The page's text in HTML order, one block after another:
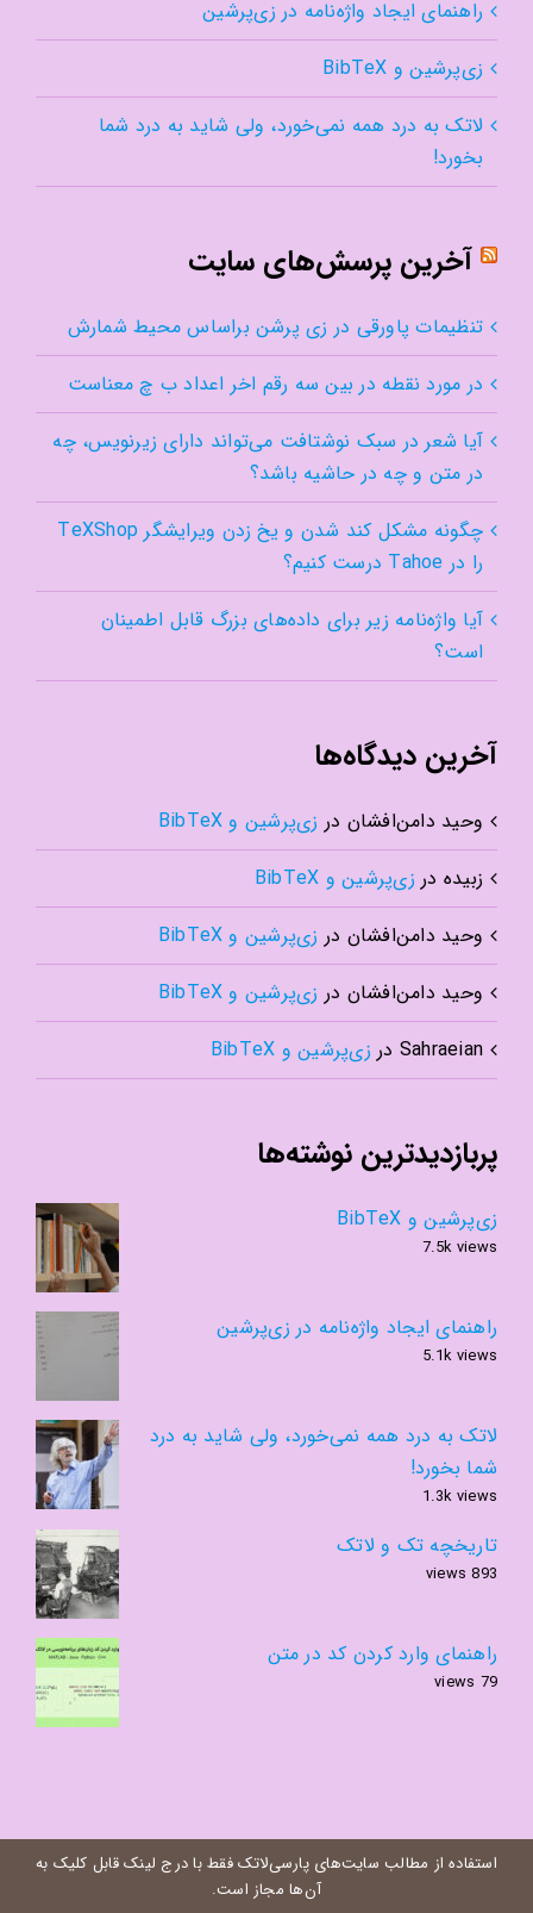
راهنمای ایجاد واژه‌نامه در زی‌پرشین
زی‌پرشین و BibTeX
لاتک به درد همه نمی‌خورد، ولی شاید به درد شما
بخورد!
آخرین پرسش‌های سایت
تنظیمات پاورقی در زی پرشن براساس محیط شمارش
در مورد نقطه در بین سه رقم اخر اعداد ب چ معناست
آیا شعر در سبک نوشتافت می‌تواند دارای زیرنویس، چه
در متن و چه در حاشیه باشد؟
چگونه مشکل کند شدن و یخ زدن ویرایشگر TeXShop
را در Tahoe درست کنیم؟
آیا واژه‌نامه زیر برای داده‌های بزرگ قابل اطمینان
است؟
آخرین دیدگاه‌ها
وحید دامن‌افشان در زی‌پرشین و BibTeX
زبیده در زی‌پرشین و BibTeX
وحید دامن‌افشان در زی‌پرشین و BibTeX
وحید دامن‌افشان در زی‌پرشین و BibTeX
Sahraeian در زی‌پرشین و BibTeX
پربازدیدترین نوشته‌ها
زی‌پرشین و BibTeX
7.5k views
راهنمای ایجاد واژه‌نامه در زی‌پرشین
5.1k views
لاتک به درد همه نمی‌خورد، ولی شاید به درد
شما بخورد!
1.3k views
تاریخچه تک و لاتک
893 views
راهنمای وارد کردن کد در متن
79 views
استفاده از مطالب سایت‌های پارسی‌لاتک فقط با درج لینک قابل کلیک به
آن‌ها مجاز است.